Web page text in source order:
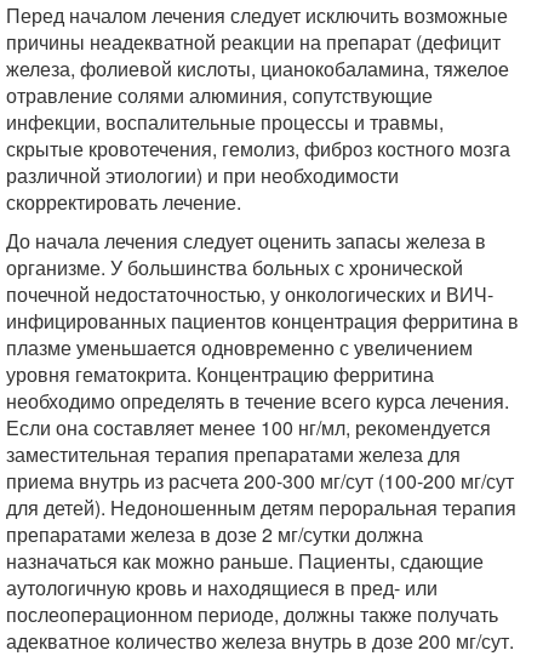
Перед началом лечения следует исключить возможные
причины неадекватной реакции на препарат (дефицит
железа, фолиевой кислоты, цианокобаламина, тяжелое
отравление солями алюминия, сопутствующие
инфекции, воспалительные процессы и травмы,
скрытые кровотечения, гемолиз, фиброз костного мозга
различной этиологии) и при необходимости
скорректировать лечение.
До начала лечения следует оценить запасы железа в
организме. У большинства больных с хронической
почечной недостаточностью, у онкологических и ВИЧ-
инфицированных пациентов концентрация ферритина в
плазме уменьшается одновременно с увеличением
уровня гематокрита. Концентрацию ферритина
необходимо определять в течение всего курса лечения.
Если она составляет менее 100 нг/мл, рекомендуется
заместительная терапия препаратами железа для
приема внутрь из расчета 200-300 мг/сут (100-200 мг/сут
для детей). Недоношенным детям пероральная терапия
препаратами железа в дозе 2 мг/сутки должна
назначаться как можно раньше. Пациенты, сдающие
аутологичную кровь и находящиеся в пред- или
послеоперационном периоде, должны также получать
адекватное количество железа внутрь в дозе 200 мг/сут.